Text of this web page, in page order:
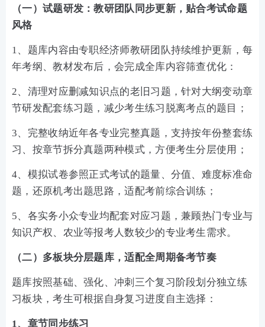
（一）试题研发：教研团队同步更新，贴合考试命题
风格
1、题库内容由专职经济师教研团队持续维护更新，每
年考纲、教材发布后，会完成全库内容筛查优化：
2、清理对应删减知识点的老旧习题，针对大纲变动章
节研发配套练习题，减少考生练习脱离考点的题目；
3、完整收纳近年各专业完整真题，支持按年份整套练
习、按章节拆分真题两种模式，方便考生分层使用；
4、模拟试卷参照正式考试的题量、分值、难度标准命
题，还原机考出题思路，适配考前综合训练；
5、各实务小众专业均配套对应习题，兼顾热门专业与
知识产权、农业等报考人数较少的专业考生需求。
（二）多板块分层题库，适配全周期备考节奏
题库按照基础、强化、冲刺三个复习阶段划分独立练
习板块，考生可根据自身复习进度自主选择：
1、章节同步练习